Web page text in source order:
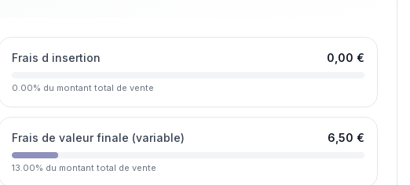
Frais d insertion 0,00 €
0.00% du montant total de vente
Frais de valeur finale (variable) 6,50 €
13.00% du montant total de vente